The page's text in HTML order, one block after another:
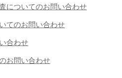
についてのお問い合わせ
てのお問い合わせ
合わせ
お問い合わせ